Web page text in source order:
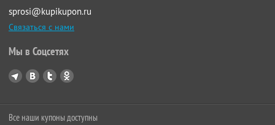
sprosi@kupikupon.ru
Связаться с нами
Мы в Соцсетях
Все наши купоны доступны